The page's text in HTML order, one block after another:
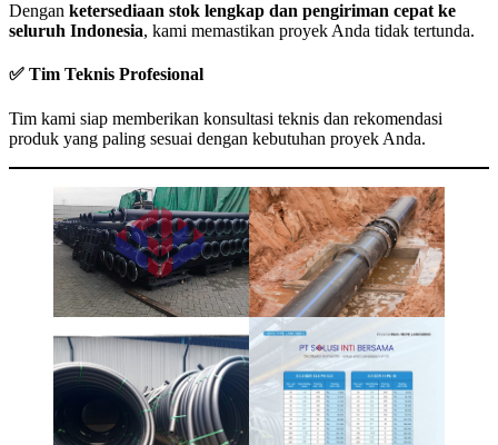
Dengan ketersediaan stok lengkap dan pengiriman cepat ke
seluruh Indonesia, kami memastikan proyek Anda tidak tertunda.
✅ Tim Teknis Profesional
Tim kami siap memberikan konsultasi teknis dan rekomendasi
produk yang paling sesuai dengan kebutuhan proyek Anda.